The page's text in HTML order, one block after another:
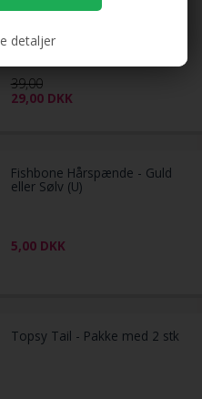
detaljer
Soho Flettet hårbånd - Sort
39,00
29,00 DKK
Fishbone Hårspænde - Guld
eller Sølv (U)
5,00 DKK
Topsy Tail - Pakke med 2 stk